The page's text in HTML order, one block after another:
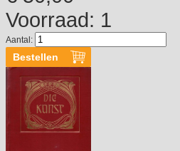
Voorraad: 1
Aantal: